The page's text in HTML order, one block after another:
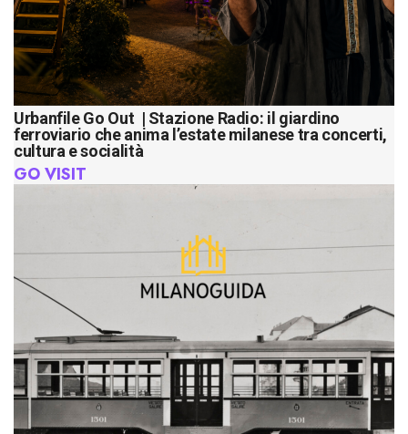
Urbanfile Go Out | Stazione Radio: il giardino
ferroviario che anima l’estate milanese tra concerti,
cultura e socialità
GO VISIT